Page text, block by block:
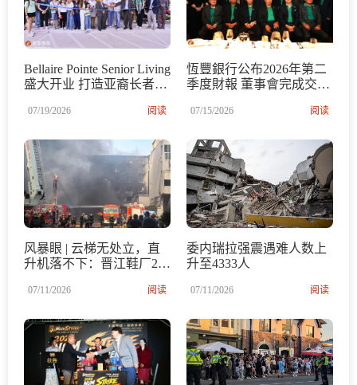
Bellaire Pointe Senior Living
盛大开业 打造亚裔长者多
07/19/2026 阅读
恆豐銀行公布2026年第二
季度財報 董事會完成交接
07/15/2026 阅读
风暴眼 | 云梯无处立，直
升机落不下：晋江鞋厂28
07/11/2026 阅读
委内瑞拉强震遇难人数上
升至4333人
07/11/2026 阅读